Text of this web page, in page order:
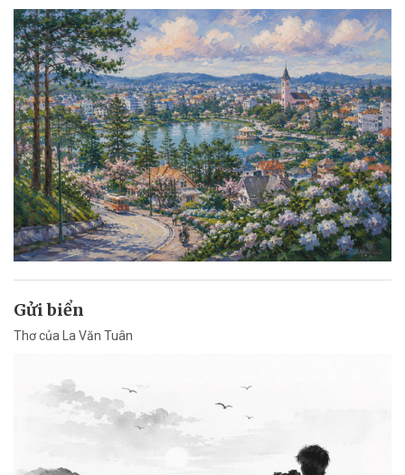
Gửi biển
Thơ của La Văn Tuân